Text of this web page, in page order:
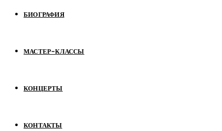
БИОГРАФИЯ
МАСТЕР-КЛАССЫ
КОНЦЕРТЫ
КОНТАКТЫ